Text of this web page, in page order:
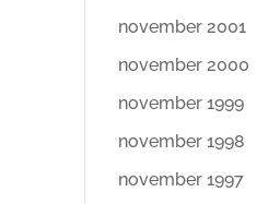
november 2001
november 2000
november 1999
november 1998
november 1997